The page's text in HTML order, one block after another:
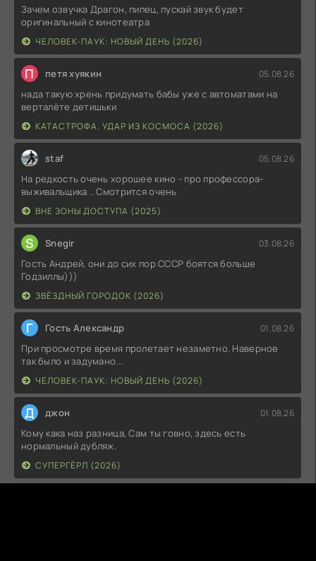
Зачем озвучка Драгон, пипец, пускай звук будет
оригинальный с кинотеатра
ЧЕЛОВЕК-ПАУК: НОВЫЙ ДЕНЬ (2026)
П петя хуякин 05.08.26
нада такую хрень придумать бабы уже с автоматами на
верталёте детишьки
КАТАСТРОФА. УДАР ИЗ КОСМОСА (2026)
staf 05.08.26
На редкость очень хорошее кино - про профессора-
выживальщика... Смотрится очень
ВНЕ ЗОНЫ ДОСТУПА (2025)
S Snegir 03.08.26
Гость Андрей, они до сих пор СССР боятся больше
Годзиллы)))
ЗВЁЗДНЫЙ ГОРОДОК (2026)
Г Гость Александр 01.08.26
При просмотре время пролетает незаметно. Наверное
так было и задумано...
ЧЕЛОВЕК-ПАУК: НОВЫЙ ДЕНЬ (2026)
Д джон 01.08.26
Кому кака наз разница, Сам ты говно, здесь есть
нормальный дубляж.
СУПЕРГЁРЛ (2026)